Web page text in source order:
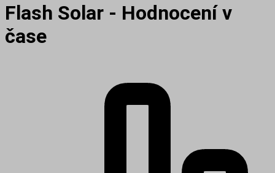
Flash Solar - Hodnocení v
čase